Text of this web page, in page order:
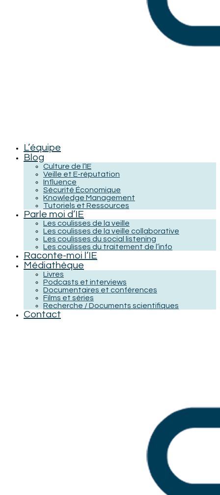
L’équipe
Blog
Culture de l’IE
Veille et E-réputation
Influence
Sécurité Économique
Knowledge Management
Tutoriels et Ressources
Parle moi d’IE
Les coulisses de la veille
Les coulisses de la veille collaborative
Les coulisses du social listening
Les coulisses du traitement de l’info
Raconte-moi l’IE
Médiathèque
Livres
Podcasts et interviews
Documentaires et conférences
Films et séries
Recherche / Documents scientifiques
Contact